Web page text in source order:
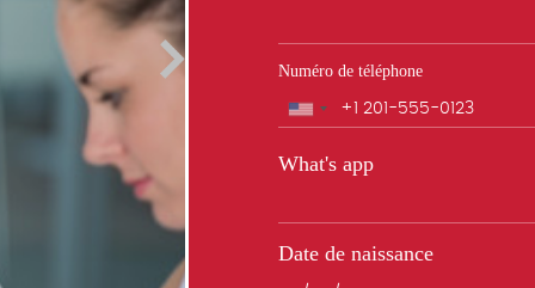
Numéro de téléphone
Téléphone
What's app
Date de naissance